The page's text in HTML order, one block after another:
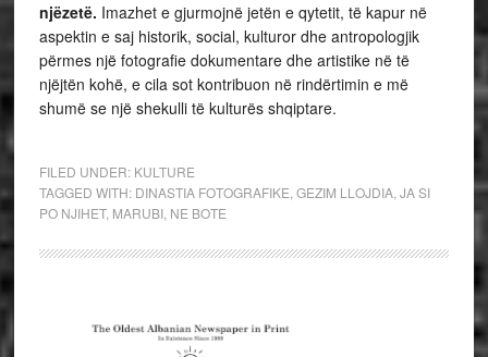
njëzetë. Imazhet e gjurmojnë jetën e qytetit, të kapur në
aspektin e saj historik, social, kulturor dhe antropologjik
përmes një fotografie dokumentare dhe artistike në të
njëjtën kohë, e cila sot kontribuon në rindërtimin e më
shumë se një shekulli të kulturës shqiptare.
FILED UNDER: KULTURE
TAGGED WITH: DINASTIA FOTOGRAFIKE GEZIM LLOJDIA, JA SI
PO NJIHET, MARUBI, NE BOTE